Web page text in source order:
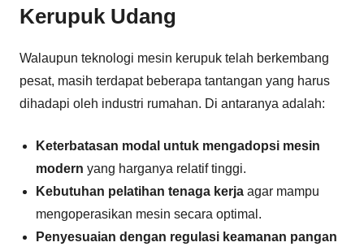
Kerupuk Udang
Walaupun teknologi mesin kerupuk telah berkembang
pesat, masih terdapat beberapa tantangan yang harus
dihadapi oleh industri rumahan. Di antaranya adalah:
Keterbatasan modal untuk mengadopsi mesin
modern yang harganya relatif tinggi.
Kebutuhan pelatihan tenaga kerja agar mampu
mengoperasikan mesin secara optimal.
Penyesuaian dengan regulasi keamanan pangan